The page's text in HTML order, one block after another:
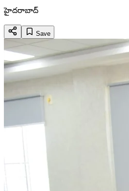
హైదరాబాద్
Save